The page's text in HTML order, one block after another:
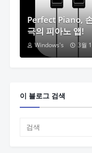
Perfect Piano,
극의 피아노 앱!
Windows's 3월
이 블로그 검색